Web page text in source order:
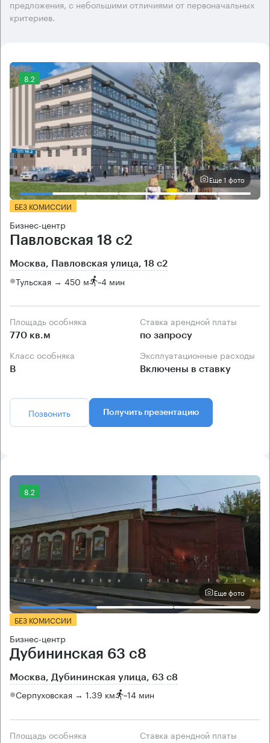
предложения, с небольшими отличиями от первоначальных
критериев.
8.2
Еще 1 фото
БЕЗ КОМИССИИ
Бизнес-центр
Павловская 18 с2
Москва, Павловская улица, 18 с2
Тульская → 450 м ~4 мин
Площадь особняка
770 кв.м
Ставка арендной платы
по запросу
Класс особняка
B
Эксплуатационные расходы
Включены в ставку
Позвонить Получить презентацию
8.2
Еще фото
БЕЗ КОМИССИИ
Бизнес-центр
Дубининская 63 с8
Москва, Дубининская улица, 63 с8
Серпуховская → 1.39 км ~14 мин
Площадь особняка Ставка арендной платы